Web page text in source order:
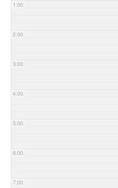
1:00
2:00
3:00
4:00
5:00
6:00
7:00